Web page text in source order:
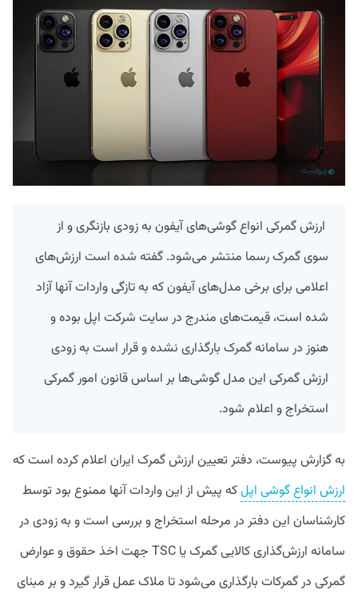
ارزش گمرکی انواع گوشی‌های آیفون به زودی بازنگری و از
سوی گمرک رسما منتشر می‌شود. گفته شده است ارزش‌های
اعلامی برای برخی مدل‌های آیفون که به تازگی واردات آنها آزاد
شده است‌، قیمت‌های مندرج در سایت شرکت اپل بوده و
هنوز در سامانه گمرک بارگذاری نشده و قرار است به زودی
ارزش گمرکی این مدل گوشی‌ها بر اساس قانون امور گمرکی
استخراج و اعلام شود.
به گزارش پیوست، دفتر تعیین ارزش گمرک ایران اعلام کرده است که
ارزش انواع گوشی اپلکه پیش از این واردات آنها ممنوع بود توسط
کارشناسان این دفتر در مرحله استخراج و بررسی است و به زودی در
سامانه ارزش‌گذاری کالایی گمرک یا TSC جهت اخذ حقوق و عوارض
گمرکی در گمرکات بارگذاری می‌شود تا ملاک عمل قرار گیرد و بر مبنای